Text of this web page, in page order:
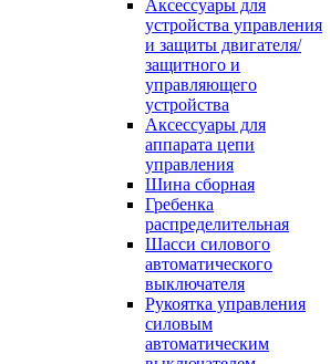
Аксессуары для
устройства управления
и защиты двигателя/
защитного и
управляющего
устройства
Аксессуары для
аппарата цепи
управления
Шина сборная
Гребенка
распределительная
Шасси силового
автоматического
выключателя
Рукоятка управления
силовым
автоматическим